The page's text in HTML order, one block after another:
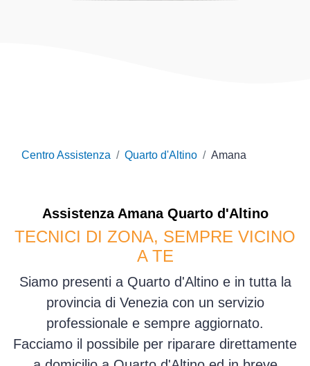
Centro Assistenza Quarto d'Altino Amana
Assistenza AmanaQuarto d'Altino
TECNICI DI ZONA, SEMPRE VICINO
A TE
Siamo presenti a Quarto d'Altino e in tutta la
provincia di Venezia con un servizio
professionale e sempre aggiornato.
Facciamo il possibile per riparare direttamente